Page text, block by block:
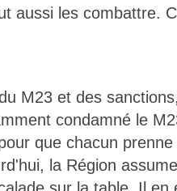
aussi les combattre.
M23 et des
condamné le
que chacun
la Région